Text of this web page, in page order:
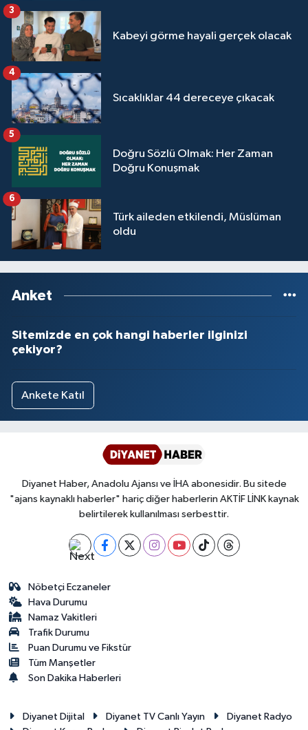
Kabeyi görme hayali gerçek olacak
3
Sıcaklıklar 44 dereceye çıkacak
4
Doğru Sözlü Olmak: Her Zaman
Doğru Konuşmak
5
Türk aileden etkilendi, Müslüman
oldu
6
Anket
Sitemizde en çok hangi haberler ilginizi
çekiyor?
Ankete Katıl
Diyanet Haber, Anadolu Ajansı ve İHA abonesidir. Bu sitede
"ajans kaynaklı haberler" hariç diğer haberlerin AKTİF LİNK kaynak
belirtilerek kullanılması serbesttir.
Nöbetçi Eczaneler
Hava Durumu
Namaz Vakitleri
Trafik Durumu
Puan Durumu ve Fikstür
Tüm Manşetler
Son Dakika Haberleri
Diyanet Dijital Diyanet TV Canlı Yayın
Diyanet Radyo